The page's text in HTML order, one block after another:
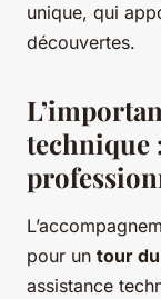
unique, qui
découvertes.
technique
pour un tour
assistance